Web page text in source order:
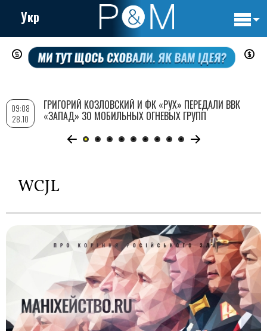
Перейти
содержанию
Укр
WCJL
09:08
28.10
ГРИГОРИЙ КОЗЛОВСКИЙ И ФК «РУХ» ПЕРЕДАЛИ ВВК
«ЗАПАД» 30 МОБИЛЬНЫХ ОГНЕВЫХ ГРУПП